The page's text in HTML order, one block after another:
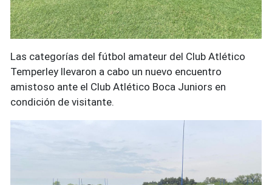
Las categorías del fútbol amateur del Club Atlético
Temperley llevaron a cabo un nuevo encuentro
amistoso ante el Club Atlético Boca Juniors en
condición de visitante.